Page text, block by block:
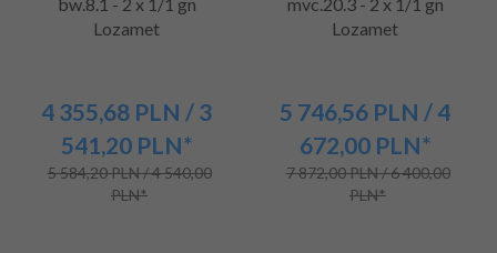
Lozamet
4 355,68 PLN / 3
541,20 PLN*
5 584,20 PLN / 4 540,00
PLN*
Lozamet
5 746,56 PLN / 4
672,00 PLN*
7 872,00 PLN / 6 400,00
PLN*